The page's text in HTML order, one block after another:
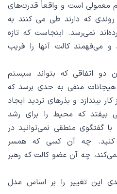
معمولی است و واقعاً قدرت‌های
روندی که دارند طی می کنند به
نمی‌رسد. اینجاست که تازه
می‌فهمند کالت آنها را فریب
دو اتفاقی که بتواند سیستم
منفی به حدی برسد که
بیندازد و بذرهای تردید ایجاد
بیفتد که محیط را برای رشد
با گفتگوی منطقی نمی‌توانید در
کنید. چه آن کسی که همسر
چه آن عضو کالت که رهبر
این تغییر را بر اساس مدل